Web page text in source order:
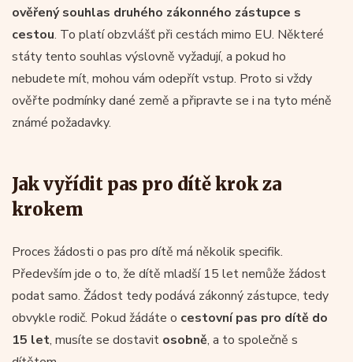
ověřený souhlas druhého zákonného zástupce s
cestou. To platí obzvlášť při cestách mimo EU. Některé
státy tento souhlas výslovně vyžadují, a pokud ho
nebudete mít, mohou vám odepřít vstup. Proto si vždy
ověřte podmínky dané země a připravte se i na tyto méně
známé požadavky.
Jak vyřídit pas pro dítě krok za
krokem
Proces žádosti o pas pro dítě má několik specifik.
Především jde o to, že dítě mladší 15 let nemůže žádost
podat samo. Žádost tedy podává zákonný zástupce, tedy
obvykle rodič. Pokud žádáte o cestovní pas pro dítě do
15 let, musíte se dostavit osobně, a to společně s